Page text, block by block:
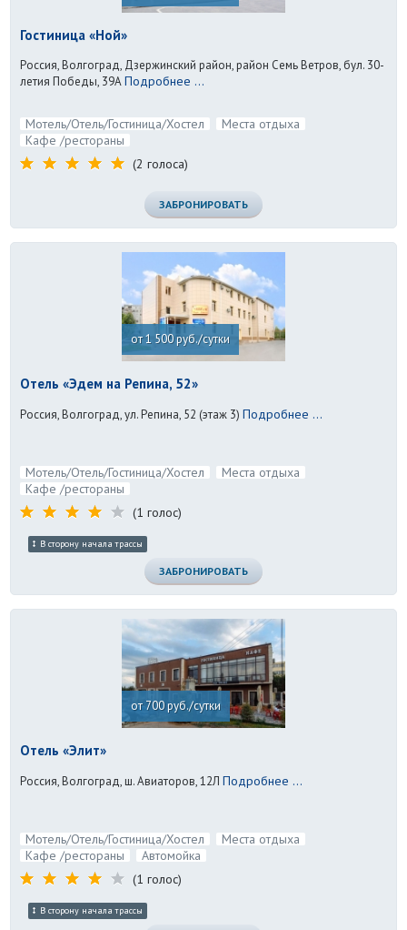
Гостиница «Ной»
Россия, Волгоград, Дзержинский район, район Семь Ветров, бул. 30-
летия Победы, 39АПодробнее ...
Мотель/Отель/Гостиница/Хостел
Места отдыха
Кафе /рестораны
(2 голоса)
ЗАБРОНИРОВАТЬ
от 1 500 руб./сутки
Отель «Эдем на Репина, 52»
Россия, Волгоград, ул. Репина, 52 (этаж 3) Подробнее ...
Мотель/Отель/Гостиница/Хостел
Места отдыха
Кафе /рестораны
(1 голос)
В сторону начала трассы
ЗАБРОНИРОВАТЬ
от 700 руб./сутки
Отель «Элит»
Россия, Волгоград, ш. Авиаторов, 12Л Подробнее ...
Мотель/Отель/Гостиница/Хостел
Места отдыха
Кафе /рестораны
Автомойка
(1 голос)
В сторону начала трассы